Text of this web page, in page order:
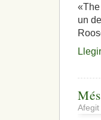
un
Afegit